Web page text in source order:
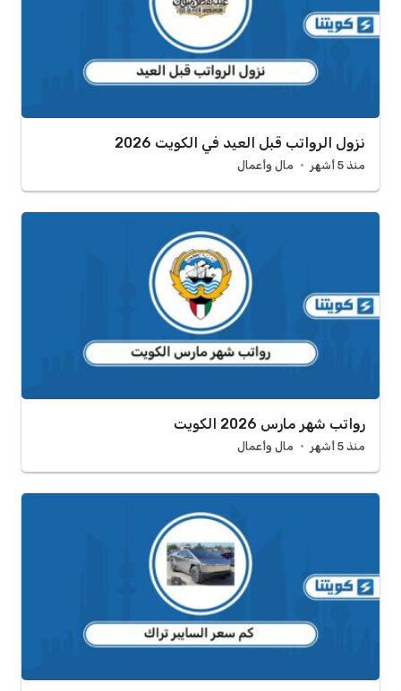
نزول الرواتب قبل العيد في الكويت 2026
منذ 5 أشهر مال وأعمال
رواتب شهر مارس 2026 الكويت
منذ 5 أشهر مال وأعمال